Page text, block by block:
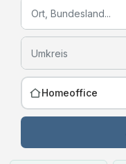
Homeoffice